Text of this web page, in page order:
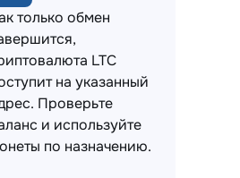
только обмен
LTC
на указанный
Проверьте
и используйте
по назначению.